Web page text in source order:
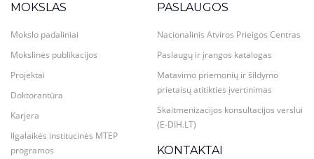
MOKSLAS
Mokslo padaliniai
Mokslinės publikacijos
Projektai
Doktorantūra
Karjera
Ilgalaikės institucinės MTEP
programos
PASLAUGOS
Nacionalinis Atviros Prieigos Centras
Paslaugų ir įrangos katalogas
Matavimo priemonių ir šildymo
prietaisų atitikties įvertinimas
Skaitmenizacijos konsultacijos verslui
(E-DIH.LT)
KONTAKTAI